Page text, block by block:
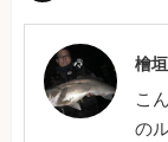
檜
こ
の